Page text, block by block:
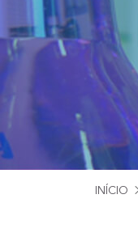
INÍCIO